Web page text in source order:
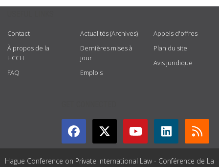
Contact
À propos de la
HCCH
FAQ
Actualités (Archives)
Dernières mises à
jour
Emplois
Appels d'offres
Plan du site
Avis juridique
Hague Conference on Private International Law - Conférence de La